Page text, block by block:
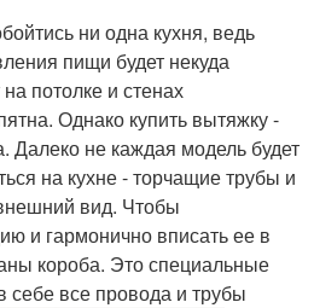
ни одна кухня, ведь
пищи будет некуда
потолке и стенах
Однако купить вытяжку -
Далеко не каждая модель будет
на кухне - торчащие трубы и
вид. Чтобы
и гармонично вписать ее в
короба. Это специальные
себе все провода и трубы